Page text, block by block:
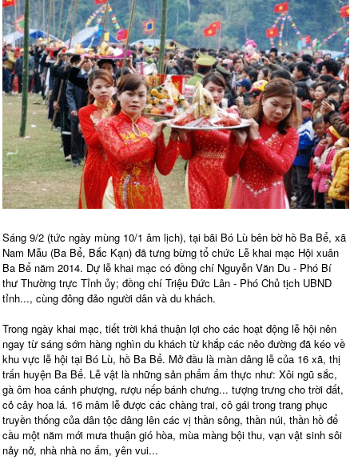
Sáng 9/2 (tức ngày mùng 10/1 âm lịch), tại bãi Bó Lù bên bờ hồ Ba Bể, xã
Nam Mẫu (Ba Bể, Bắc Kạn) đã tưng bừng tổ chức Lễ khai mạc Hội xuân
Ba Bể năm 2014. Dự lễ khai mạc có đồng chí Nguyễn Văn Du - Phó Bí
thư Thường trực Tỉnh ủy; đồng chí Triệu Đức Lân - Phó Chủ tịch UBND
tỉnh..., cùng đông đảo người dân và du khách.
Trong ngày khai mạc, tiết trời khá thuận lợi cho các hoạt động lễ hội nên
ngay từ sáng sớm hàng nghìn du khách từ khắp các nẻo đường đã kéo về
khu vực lễ hội tại Bó Lù, hồ Ba Bể. Mở đầu là màn dâng lễ của 16 xã, thị
trấn huyện Ba Bể. Lễ vật là những sản phẩm ẩm thực như: Xôi ngũ sắc,
gà ôm hoa cánh phượng, rượu nếp bánh chưng... tượng trưng cho trời đất,
cỏ cây hoa lá. 16 mâm lễ được các chàng trai, cô gái trong trang phục
truyền thống của dân tộc dâng lên các vị thần sông, thần núi, thần hồ để
cầu một năm mới mưa thuận gió hòa, mùa màng bội thu, vạn vật sinh sôi
nảy nở, nhà nhà no ấm, yên vui...